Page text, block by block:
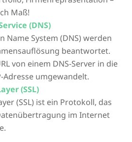
Maß!
(DNS)
Name System (DNS) werden
beantwortet.
von einem DNS-Server in die
Adresse umgewandelt.
(SSL)
(SSL) ist ein Protokoll, das
im Internet